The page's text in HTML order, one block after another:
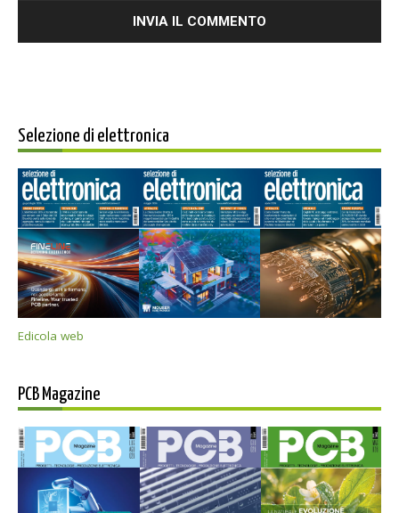
Selezione di elettronica
Edicola web
PCB Magazine